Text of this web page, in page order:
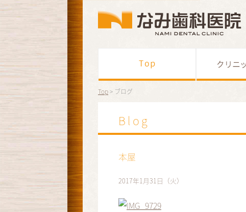
Top> ブログ
Blog
本屋
2017年1月31日（火）